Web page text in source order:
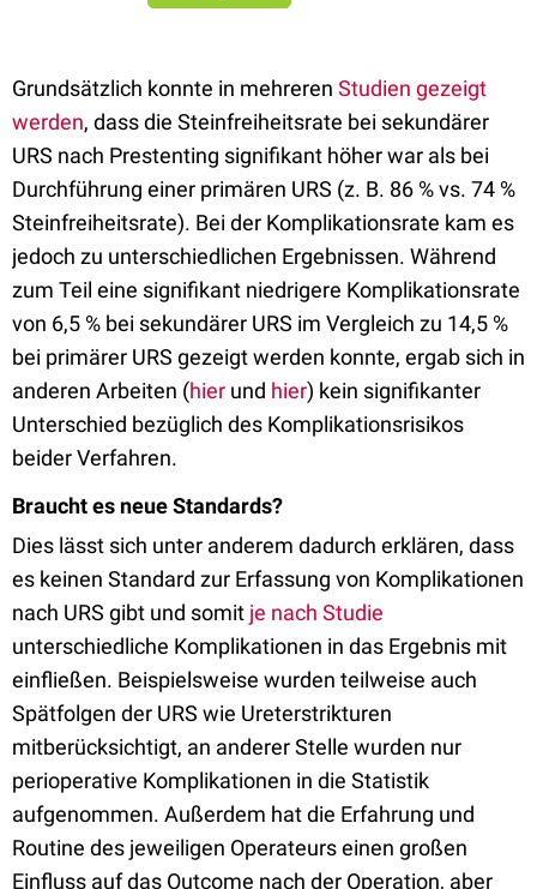
Grundsätzlich konnte in mehreren Studien gezeigt
werden, dass die Steinfreiheitsrate bei sekundärer
URS nach Prestenting signifikant höher war als bei
Durchführung einer primären URS (z. B. 86 % vs. 74 %
Steinfreiheitsrate). Bei der Komplikationsrate kam es
jedoch zu unterschiedlichen Ergebnissen. Während
zum Teil eine signifikant niedrigere Komplikationsrate
von 6,5 % bei sekundärer URS im Vergleich zu 14,5 %
bei primärer URS gezeigt werden konnte, ergab sich in
anderen Arbeiten (hier und hier) kein signifikanter
Unterschied bezüglich des Komplikationsrisikos
beider Verfahren.
Braucht es neue Standards?
Dies lässt sich unter anderem dadurch erklären, dass
es keinen Standard zur Erfassung von Komplikationen
nach URS gibt und somit je nach Studie
unterschiedliche Komplikationen in das Ergebnis mit
einfließen. Beispielsweise wurden teilweise auch
Spätfolgen der URS wie Ureterstrikturen
mitberücksichtigt, an anderer Stelle wurden nur
perioperative Komplikationen in die Statistik
aufgenommen. Außerdem hat die Erfahrung und
Routine des jeweiligen Operateurs einen großen
Einfluss auf das Outcome nach der Operation, aber